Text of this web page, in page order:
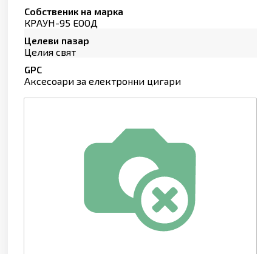
Собственик на марка
КРАУН-95 ЕООД
Целеви пазар
Целия свят
GPC
Аксесоари за електронни цигари